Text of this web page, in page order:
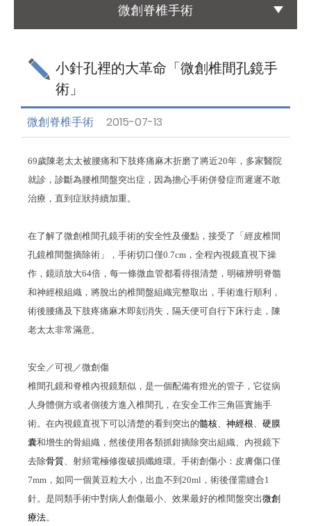
友善連結
Links
聯絡我們
Contact
微創脊椎手術
小針孔裡的大革命「微創椎間孔鏡手
術」
微創脊椎手術 2015-07-13
69歲陳老太太被腰痛和下肢疼痛麻木折磨了將近20年，多家醫院
就診，診斷為腰椎間盤突出症，因為擔心手術併發症而遲遲不敢
治療，直到症狀持續加重。
在了解了微創椎間孔鏡手術的安全性及優點，接受了「經皮​​椎間
孔鏡椎間盤摘除術」，手術切口僅0.7cm ，全程內視鏡直視下操
作，鏡頭放大64倍，每一條微血管都看得很清楚，明確辨明脊髓
和神經根組織，將脫出的椎間盤組織完整取出，手術進行順利，
術後腰痛及下肢疼痛麻木即刻消失，隔天便可自行下床行走，陳
老太太非常滿意。
安全／可視／微創傷
椎間孔鏡和脊椎內視鏡類似，是一個配備有燈光的管子，它從病
人身體側方或者側後方進入椎間孔，在安全工作三角區實施手
術。在內視鏡直視下可以清楚的看到突出的髓核 神經根
硬膜
囊和增生的骨組織，然後使用各類抓鉗摘除突出組織、內視鏡下
去除骨質 、射頻電極修復破損纖維環。手術創傷小：皮膚傷口僅
7mm ，如同一個黃豆粒大小，出血不到 20ml ，術後僅需縫合1
針。是同類手術中對病人創傷最小、效果最好的椎間盤突出微創
療法。